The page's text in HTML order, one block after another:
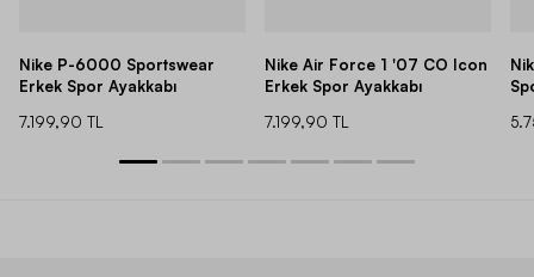
Nike P-6000 Sportswear
Erkek Spor Ayakkabı
7.199,90 TL
Nike Air Force 1 '07 CO Icon
Erkek Spor Ayakkabı
7.199,90 TL